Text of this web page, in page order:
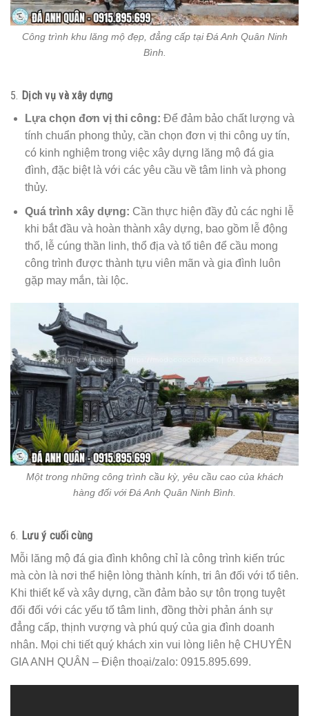
Công trình khu lăng mộ đẹp, đẳng cấp tại Đá Anh Quân Ninh
Bình.
5. Dịch vụ và xây dựng
Lựa chọn đơn vị thi công: Để đảm bảo chất lượng và
tính chuẩn phong thủy, cần chọn đơn vị thi công uy tín,
có kinh nghiệm trong việc xây dựng lăng mộ đá gia
đình, đặc biệt là với các yêu cầu về tâm linh và phong
thủy.
Quá trình xây dựng: Cần thực hiện đầy đủ các nghi lễ
khi bắt đầu và hoàn thành xây dựng, bao gồm lễ động
thổ, lễ cúng thần linh, thổ địa và tổ tiên để cầu mong
công trình được thành tựu viên mãn và gia đình luôn
gặp may mắn, tài lộc.
Một trong những công trình cầu kỳ, yêu cầu cao của khách
hàng đối với Đá Anh Quân Ninh Bình.
6. Lưu ý cuối cùng
Mỗi lăng mộ đá gia đình không chỉ là công trình kiến trúc
mà còn là nơi thể hiện lòng thành kính, tri ân đối với tổ tiên.
Khi thiết kế và xây dựng, cần đảm bảo sự tôn trọng tuyệt
đối đối với các yếu tố tâm linh, đồng thời phản ánh sự
đẳng cấp, thịnh vượng và phú quý của gia đình doanh
nhân. Mọi chi tiết quý khách xin vui lòng liên hệ CHUYÊN
GIA ANH QUÂN – Điện thoại/zalo: 0915.895.699.